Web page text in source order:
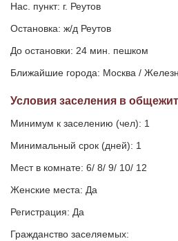
Нас. пункт: г. Реутов
Остановка: ж/д Реутов
До остановки: 24 мин. пешком
Ближайшие города: Москва /
Условия заселения в
Минимум к заселению (чел): 1
Минимальный срок (дней): 1
Мест в комнате: 6/ 8/ 9/ 10/ 12
Женские места: Да
Регистрация: Да
Гражданство заселяемых: